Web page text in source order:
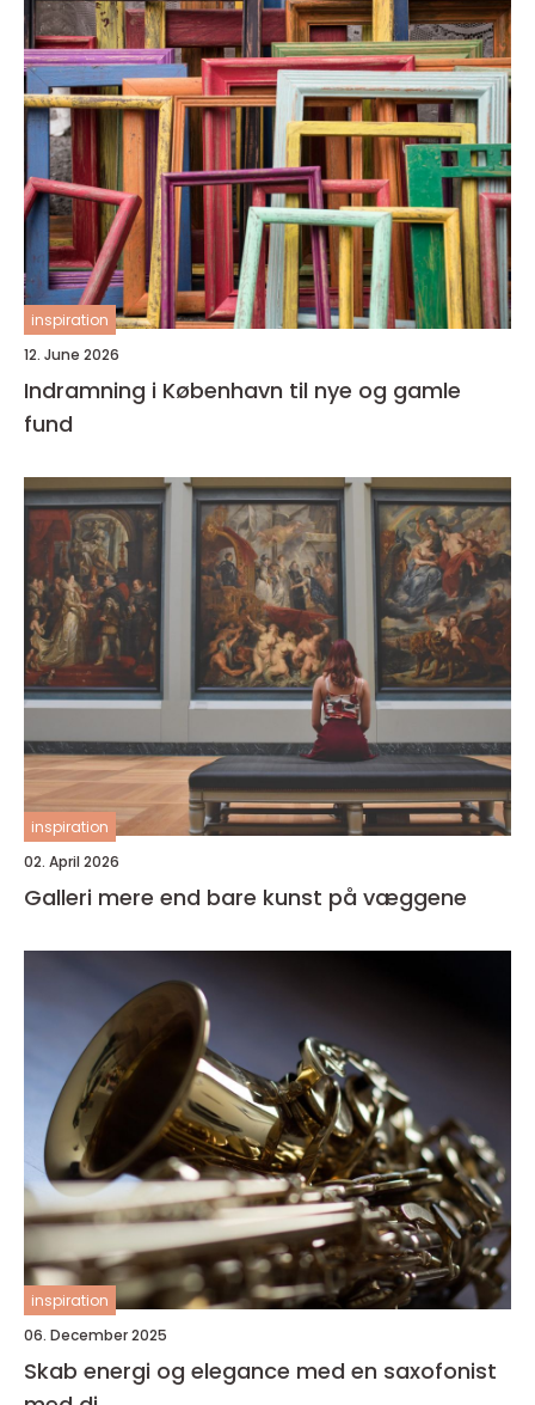
inspiration
12. June 2026
Indramning i København til nye og gamle
fund
inspiration
02. April 2026
Galleri mere end bare kunst på væggene
inspiration
06. December 2025
Skab energi og elegance med en saxofonist